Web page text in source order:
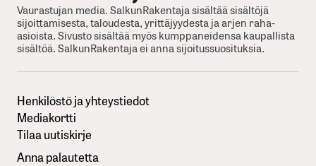
Vaurastujan media. SalkunRakentaja sisältää sisältöjä
sijoittamisesta, taloudesta, yrittäjyydesta ja arjen raha-
asioista. Sivusto sisältää myös kumppaneidensa kaupallista
sisältöä. SalkunRakentaja ei anna sijoitussuosituksia.
Henkilöstö ja yhteystiedot
Mediakortti
Tilaa uutiskirje
Anna palautetta